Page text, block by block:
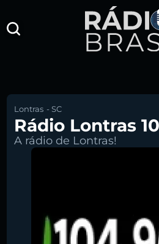
Lontras -SC
Rádio Lontras
A rádio de Lontras!